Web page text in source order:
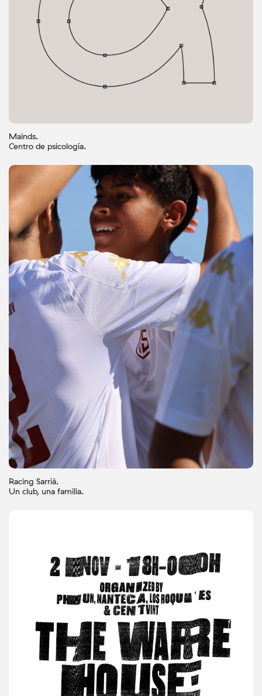
Mainds.
Centro de psicología.
Racing Sarrià.
Un club, una familia.